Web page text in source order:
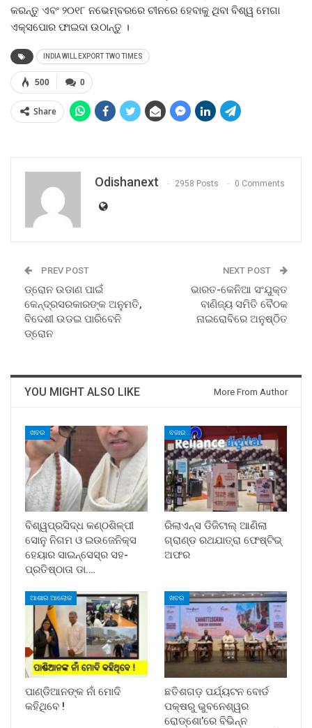
କରନ୍ତୁ ଏବଂ ୨୦୧୮ ନଭେମ୍ବରରେ ଚୀନରେ ହେବାକୁ ଥିବା ବିଶ୍ୱ ମେଗା
ଏକ୍ସପୋର ଫାଇଦା ଉଠାନ୍ତୁ ।
INDIA WILL EXPORT TWO TIMES
0
500
Share
Odishanext 2958 Posts 0 Comments
PREV POST
ଡ୍ରୋନ ଉଡାଣ ପାଇଁ
କେନ୍ଦ୍ରସରକାରଙ୍କ ଅନୁମତି,
ବିଦେଶୀ ଉଡଇ ପାରିବେନି
ଡ୍ରୋନ
NEXT POST
ଭାରତ-କେନିଆ ସଂଯୁକ୍ତ
ବାଣିଜ୍ୟ ସମିତି ବୈଠକ
ନାଇରୋବିରେ ଅନୁଷ୍ଠିତ
YOU MIGHT ALSO LIKE More From Author
ଖବର
ବିଶ୍ୱପ୍ରସିଦ୍ଧ କଣ୍ଠଶିଳ୍ପୀ
ସୋନୁ ନିଗମ ଓ ଇଉଜେନିକ୍ସ
ହେୟାର ସାଇନ୍ସେସ୍ର ସହ-
ପ୍ରତିଷ୍ଠାତା ଡା.…
ବଜାର
ରିଲାଏନ୍ସ ଡିଜିଟାଲ୍ ଆଣିଲା
ଗ୍ରାଣ୍ଡ ରଥଯାତ୍ରା ଫେଷ୍ଟିଭ୍
ଅଫର
ଆଶାର ଆଲୋକ
ପାଣ୍ଡିଆନଙ୍କ ନାଁ ମୋଦି
କହିଥିବେ !
ଖବର
ଛତିଶଗଡ଼ ପର୍ଯ୍ୟଟନ ବୋର୍ଡ
ପକ୍ଷରୁ ଭୁବନେଶ୍ୱର
ରୋଡ୍‌ଶୋ’ରେ ବିଭିନ୍ନ